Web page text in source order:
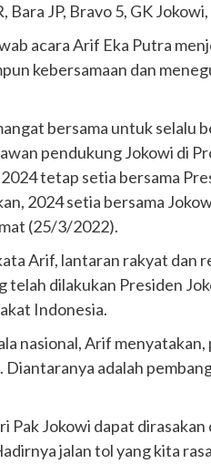
Bara JP, Bravo 5, GK
acara Arif Eka Putra
kebersamaan dan
bersama untuk
pendukung Jokowi di
tetap setia bersama
2024 setia bersama
(25/3/2022).
Arif, lantaran rakyat dan
telah dilakukan Presiden
Indonesia.
nasional, Arif
Diantaranya adalah
Pak Jokowi dapat
jalan tol yang kita